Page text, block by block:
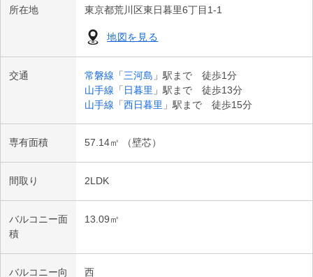
○生ごみの処理に便利なディスポーザー付キッチン
○リビング床暖房　○全居室に収納有
■ Life Information
・マンション２階：みかわしまタワークリニック／オリオン歯科
分）
・マツモトキヨシ 三河島駅前店まで約１００m（徒歩２分）
・荒川区立第二日暮里小学校まで約６００m（徒歩８分）
所在地 東京都荒川区東日暮里6丁目1-1
地図を見る
交通 常磐線 「三河島 」駅まで 徒歩1分
山手線 「 日暮里 」駅まで 徒歩13分
山手線 「西日暮里 」駅まで 徒歩15分
専有面積 57.14㎡ （壁芯）
間取り 2LDK
バルコニー面
積
13.09㎡
バルコニー向 西